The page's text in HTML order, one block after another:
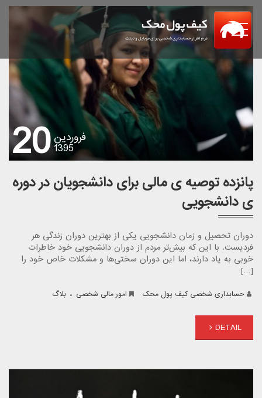
Menu
20 فروردین
1395
پانزده توصیه ی مالی برای دانشجویان در دوره
ی دانشجویی
دوران تحصیل و زمان دانشجویی یکی از بهترین دوران زندگی هر
فردیست. با این که بیش‌تر مردم از دوران دانشجویی خود خاطرات
خوبی به یاد دارند، اما این دوران سختی‌ها و مشکلات خاص خود را
[…]
حسابداری شخصی کیف پول محک امور مالی شخصی . بلاگ
DETAIL